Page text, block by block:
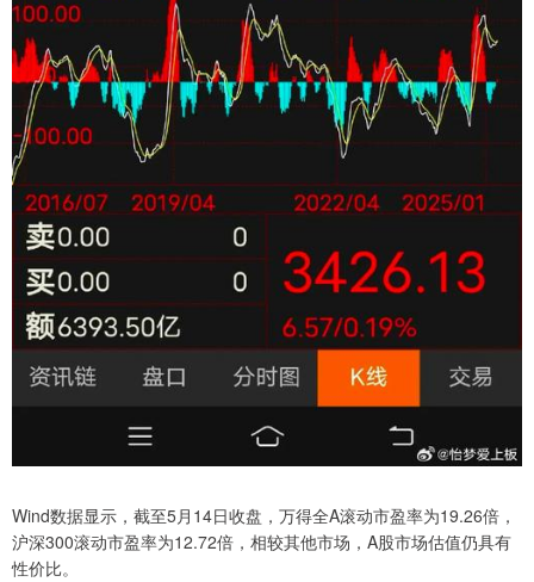
Wind数据显示，截至5月14日收盘，万得全A滚动市盈率为19.26倍，
沪深300滚动市盈率为12.72倍，相较其他市场，A股市场估值仍具有
性价比。